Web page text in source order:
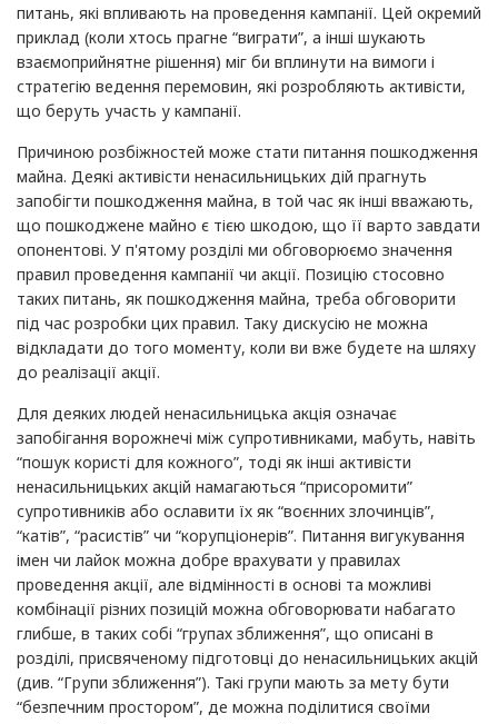
питань, які впливають на проведення кампанії. Цей окремий
приклад (коли хтось прагне “виграти”, а інші шукають
взаємоприйнятне рішення) міг би вплинути на вимоги і
стратегію ведення перемовин, які розробляють активісти,
що беруть участь у кампанії.
Причиною розбіжностей може стати питання пошкодження
майна. Деякі активісти ненасильницьких дій прагнуть
запобігти пошкодження майна, в той час як інші вважають,
що пошкоджене майно є тією шкодою, що її варто завдати
опонентові. У п'ятому розділі ми обговорюємо значення
правил проведення кампанії чи акції. Позицію стосовно
таких питань, як пошкодження майна, треба обговорити
під час розробки цих правил. Таку дискусію не можна
відкладати до того моменту, коли ви вже будете на шляху
до реалізації акції.
Для деяких людей ненасильницька акція означає
запобігання ворожнечі між супротивниками, мабуть, навіть
“пошук користі для кожного”, тоді як інші активісти
ненасильницьких акцій намагаються “присоромити”
супротивників або ославити їх як “воєнних злочинців”,
“катів”, “расистів” чи “корупціонерів”. Питання вигукування
імен чи лайок можна добре врахувати у правилах
проведення акції, але відмінності в основі та можливі
комбінації різних позицій можна обговорювати набагато
глибше, в таких собі “групах зближення”, що описані в
розділі, присвяченому підготовці до ненасильницьких акцій
(див. “Групи зближення”). Такі групи мають за мету бути
“безпечним простором”, де можна поділитися своїми